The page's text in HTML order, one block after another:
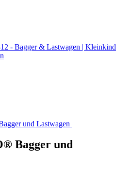
- Bagger & Lastwagen | Kleinkind
und Lastwagen
Bagger und